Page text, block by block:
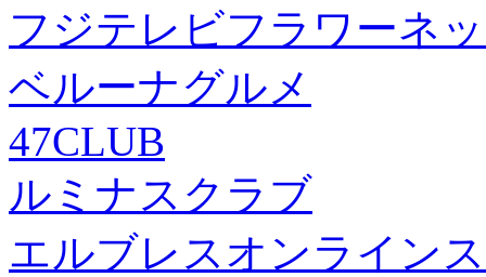
フジテレビフラワーネ
ベルーナグルメ
47CLUB
ルミナスクラブ
エルブレスオンライン